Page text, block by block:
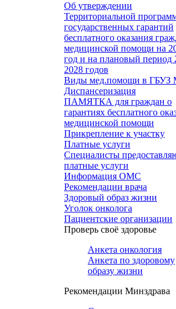
Об утверждении
Территориальной
государственных гарантий
бесплатного оказания
медицинской помощи на
год и на плановый период
2028 годов
Виды мед.помощи в ГБУЗ
Диспансеризация
ПАМЯТКА для граждан о
гарантиях бесплатного
медицинской помощи
Прикрепление к участку
Платные услуги
Специалисты
платные услуги
Информация ОМС
Рекомендации врача
Здоровый образ жизни
Уголок онколога
Пациентские организации
Проверь своё здоровье
Анкета онкология
Анкета по здоровому
образу жизни
Рекомендации Минздрава